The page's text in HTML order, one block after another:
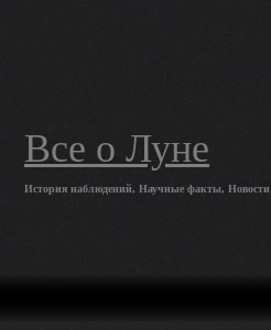
Все о Луне
История наблюдений, Научные факты, Новости